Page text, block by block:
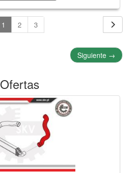
1 2 3
Siguiente →
Ofertas